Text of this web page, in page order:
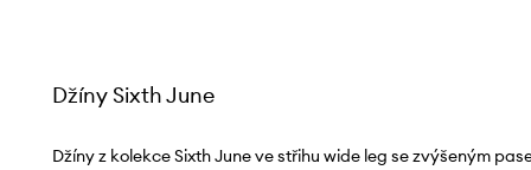
Džíny Sixth June
Džíny z kolekce Sixth June ve střihu wide leg se zvýšeným